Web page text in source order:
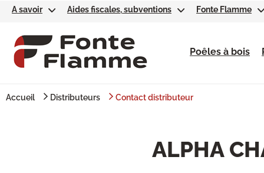
Poêles à bois
A savoir Aides fiscales, subventions Fonte Flamme
Accueil Distributeurs Contact distributeur
ALPHA